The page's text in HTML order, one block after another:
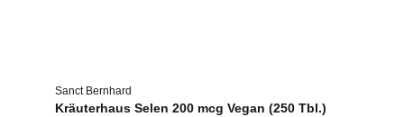
Sanct Bernhard
Kräuterhaus Selen 200 mcg Vegan (250 Tbl.)